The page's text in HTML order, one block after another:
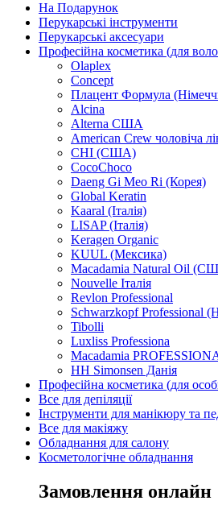
На Подарунок
Перукарські інструменти
Перукарські аксесуари
Професійна косметика (для
Olaplex
Concept
Плацент Формула
Alcina
Alterna США
American Crew чоловіча
CHI (США)
CocoChoco
Daeng Gi Meo Ri (Корея)
Global Keratin
Kaaral (Італія)
LISAP (Італія)
Keragen Organic
KUUL (Мексика)
Macadamia Natural Oil
Nouvelle Італія
Revlon Professional
Schwarzkopf Professional
Tibolli
Luxliss Professiona
Macadamia
HH Simonsen Данія
Професійна косметика (для
Все для депіляції
Інструменти для манікюру та
Все для макіяжу
Обладнання для салону
Косметологічне обладнання
Замовлення онлайн